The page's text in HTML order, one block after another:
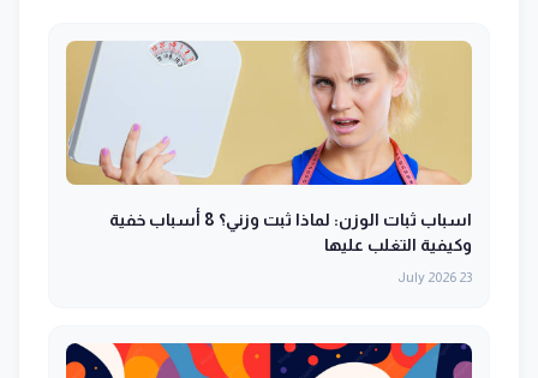
اسباب ثبات الوزن: لماذا ثبت وزني؟ 8 أسباب خفية
وكيفية التغلب عليها
23 July 2026